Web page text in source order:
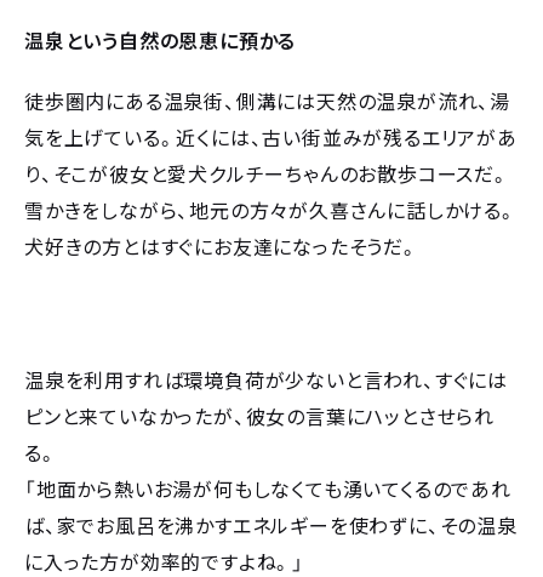
温泉という自然の恩恵に預かる
徒歩圏内にある温泉街、側溝には天然の温泉が流れ、湯
気を上げている。近くには、古い街並みが残るエリアがあ
り、そこが彼女と愛犬クルチーちゃんのお散歩コースだ。
雪かきをしながら、地元の方々が久喜さんに話しかける。
犬好きの方とはすぐにお友達になったそうだ。
温泉を利用すれば環境負荷が少ないと言われ、すぐには
ピンと来ていなかったが、彼女の言葉にハッとさせられ
る。
「地面から熱いお湯が何もしなくても湧いてくるのであれ
ば、家でお風呂を沸かすエネルギーを使わずに、その温泉
に入った方が効率的ですよね。」